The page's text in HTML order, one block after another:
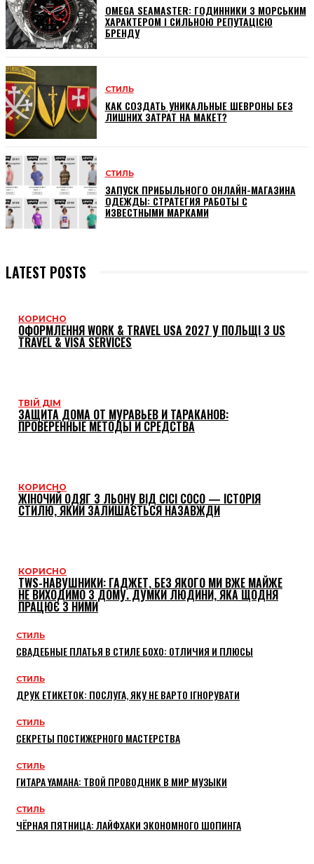
OMEGA SEAMASTER: ГОДИННИКИ З МОРСЬКИМ
ХАРАКТЕРОМ І СИЛЬНОЮ РЕПУТАЦІЄЮ
БРЕНДУ
СТИЛЬ
КАК СОЗДАТЬ УНИКАЛЬНЫЕ ШЕВРОНЫ БЕЗ
ЛИШНИХ ЗАТРАТ НА МАКЕТ?
СТИЛЬ
ЗАПУСК ПРИБЫЛЬНОГО ОНЛАЙН-МАГАЗИНА
ОДЕЖДЫ: СТРАТЕГИЯ РАБОТЫ С
ИЗВЕСТНЫМИ МАРКАМИ
LATEST POSTS
КОРИСНО
ОФОРМЛЕННЯ WORK & TRAVEL USA 2027 У ПОЛЬЩІ З US
TRAVEL & VISA SERVICES
ТВІЙ ДІМ
ЗАЩИТА ДОМА ОТ МУРАВЬЕВ И ТАРАКАНОВ:
ПРОВЕРЕННЫЕ МЕТОДЫ И СРЕДСТВА
КОРИСНО
ЖІНОЧИЙ ОДЯГ З ЛЬОНУ ВІД CICI COCO — ІСТОРІЯ
СТИЛЮ, ЯКИЙ ЗАЛИШАЄТЬСЯ НАЗАВЖДИ
КОРИСНО
TWS-НАВУШНИКИ: ГАДЖЕТ, БЕЗ ЯКОГО МИ ВЖЕ МАЙЖЕ
НЕ ВИХОДИМО З ДОМУ. ДУМКИ ЛЮДИНИ, ЯКА ЩОДНЯ
ПРАЦЮЄ З НИМИ
СТИЛЬ
СВАДЕБНЫЕ ПЛАТЬЯ В СТИЛЕ БОХО: ОТЛИЧИЯ И ПЛЮСЫ
СТИЛЬ
ДРУК ЕТИКЕТОК: ПОСЛУГА, ЯКУ НЕ ВАРТО ІГНОРУВАТИ
СТИЛЬ
СЕКРЕТЫ ПОСТИЖЕРНОГО МАСТЕРСТВА
СТИЛЬ
ГИТАРА YAMAHA: ТВОЙ ПРОВОДНИК В МИР МУЗЫКИ
СТИЛЬ
ЧЁРНАЯ ПЯТНИЦА: ЛАЙФХАКИ ЭКОНОМНОГО ШОПИНГА